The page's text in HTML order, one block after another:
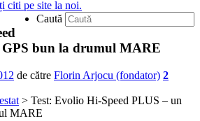
citi pe site la noi.
Caută
bun la drumul MARE
de către Florin Arjocu (fondator) 2
> Test: Evolio Hi-Speed PLUS – un
MARE